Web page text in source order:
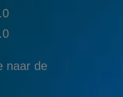
naar de